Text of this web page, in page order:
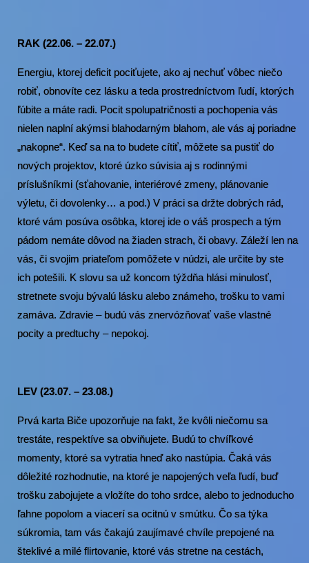
RAK (22.06. – 22.07.)
Energiu, ktorej deficit pociťujete, ako aj nechuť vôbec niečo
robiť, obnovíte cez lásku a teda prostredníctvom ľudí, ktorých
ľúbite a máte radi. Pocit spolupatričnosti a pochopenia vás
nielen naplní akýmsi blahodarným blahom, ale vás aj poriadne
„nakopne“. Keď sa na to budete cítiť, môžete sa pustiť do
nových projektov, ktoré úzko súvisia aj s rodinnými
príslušníkmi (sťahovanie, interiérové zmeny, plánovanie
výletu, či dovolenky… a pod.) V práci sa držte dobrých rád,
ktoré vám posúva osôbka, ktorej ide o váš prospech a tým
pádom nemáte dôvod na žiaden strach, či obavy. Záleží len na
vás, či svojim priateľom pomôžete v núdzi, ale určite by ste
ich potešili. K slovu sa už koncom týždňa hlási minulosť,
stretnete svoju bývalú lásku alebo známeho, trošku to vami
zamáva. Zdravie – budú vás znervózňovať vaše vlastné
pocity a predtuchy – nepokoj.
LEV (23.07. – 23.08.)
Prvá karta Biče upozorňuje na fakt, že kvôli niečomu sa
trestáte, respektíve sa obviňujete. Budú to chvíľkové
momenty, ktoré sa vytratia hneď ako nastúpia. Čaká vás
dôležité rozhodnutie, na ktoré je napojených veľa ľudí, buď
trošku zabojujete a vložíte do toho srdce, alebo to jednoducho
ľahne popolom a viacerí sa ocitnú v smútku. Čo sa týka
súkromia, tam vás čakajú zaujímavé chvíle prepojené na
šteklivé a milé flirtovanie, ktoré vás stretne na cestách,